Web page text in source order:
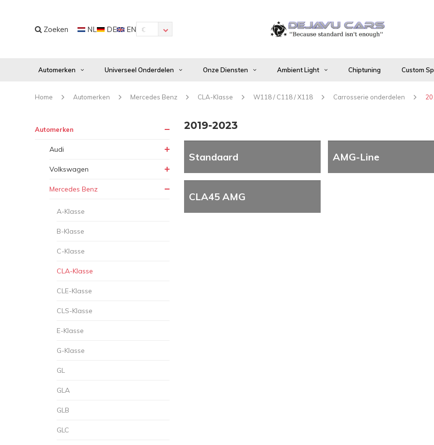
Zoeken NL DE EN €
Automerken Universeel Onderdelen Onze Diensten Ambient Light Chiptuning Custom
Home Automerken Mercedes Benz CLA-Klasse W118 / C118 / X118 Carrosserie onderdelen
Automerken
Audi
Volkswagen
Mercedes Benz
A-Klasse
B-Klasse
C-Klasse
CLA-Klasse
CLE-Klasse
CLS-Klasse
E-Klasse
G-Klasse
GL
GLA
GLB
GLC
2019-2023
Standaard AMG-Line
CLA45 AMG